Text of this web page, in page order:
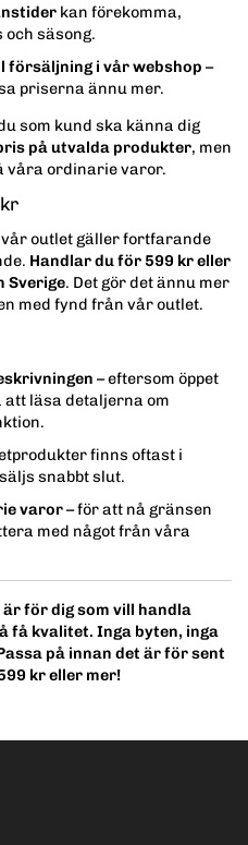
kan förekomma,
och säsong.
försäljning i vår webshop –
priserna ännu mer.
som kund ska känna dig
på utvalda produkter, men
våra ordinarie varor.
outlet gäller fortfarande
Handlar du för 599 kr eller
Sverige. Det gör det ännu mer
med fynd från vår outlet.
– eftersom öppet
att läsa detaljerna om
finns oftast i
snabbt slut.
varor– för att nå gränsen
med något från våra
för dig som vill handla
få kvalitet. Inga byten, inga
på innan det är för sent
kr eller mer!